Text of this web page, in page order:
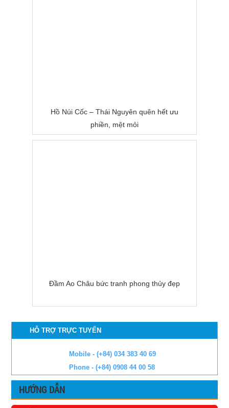
Hồ Núi Cốc – Thái Nguyên quên hết ưu
phiền, mệt mỏi
Đầm Ao Châu bức tranh phong thủy đẹp
HỖ TRỢ TRỰC TUYẾN
Mobile - (+84) 034 383 40 69
Phone - (+84) 0908 44 00 58
HƯỚNG DẪN